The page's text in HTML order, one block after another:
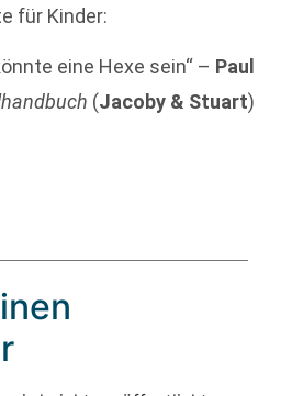
für Kinder:
eine Hexe sein“ – Paul
(Jacoby & Stuart)